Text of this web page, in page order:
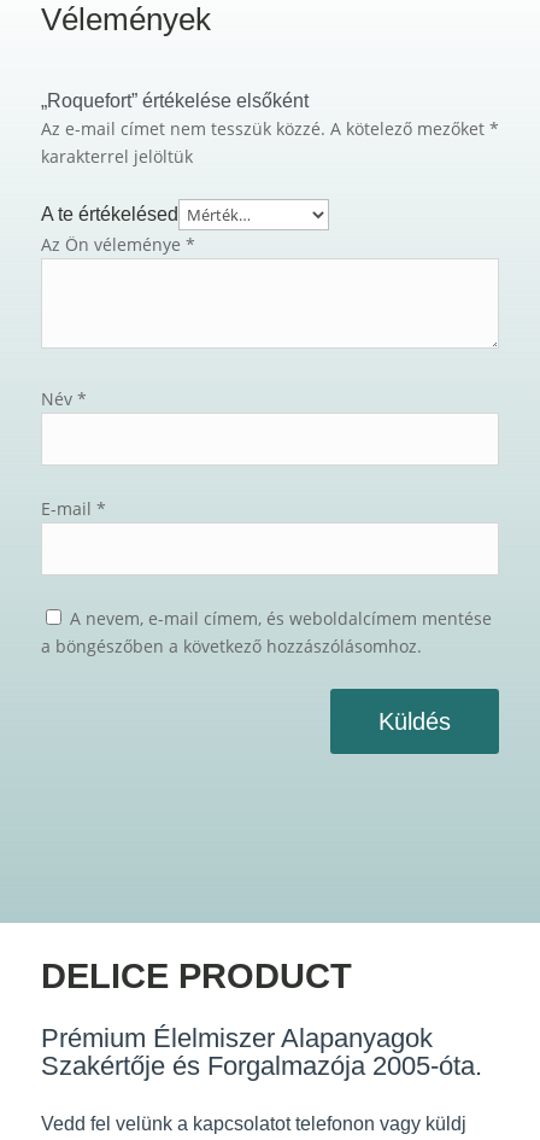
Vélemények
„Roquefort” értékelése elsőként
Az e-mail címet nem tesszük közzé. A kötelező mezőket *
karakterrel jelöltük
A te értékelésed
Az Ön véleménye *
Név *
E-mail *
A nevem, e-mail címem, és weboldalcímem mentése
a böngészőben a következő hozzászólásomhoz.
Küldés
DELICE PRODUCT
Prémium Élelmiszer Alapanyagok
Szakértője és Forgalmazója 2005-óta.
Vedd fel velünk a kapcsolatot telefonon vagy küldj